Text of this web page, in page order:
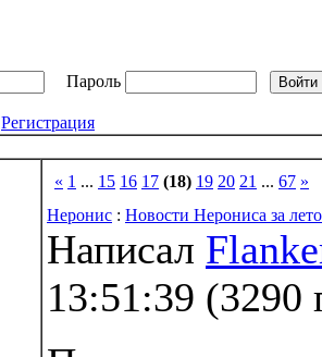
Пароль
Регистрация
« 1 ... 15 16 17 (18) 19 20 21 ... 67 »
Неронис : Новости Нерониса за лето
Написал
13:51:39 (3290